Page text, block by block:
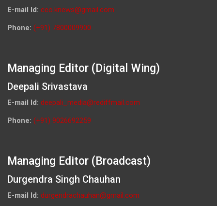
E-mail Id: ceo.knews@gmail.com
Phone: (+91) 7800009900
Managing Editor (Digital Wing)
Deepali Srivastava
E-mail Id: deepali_media@rediffmail.com
Phone: (+91) 9026692259
Managing Editor (Broadcast)
Durgendra Singh Chauhan
E-mail Id: durgendrachauhan@gmail.com